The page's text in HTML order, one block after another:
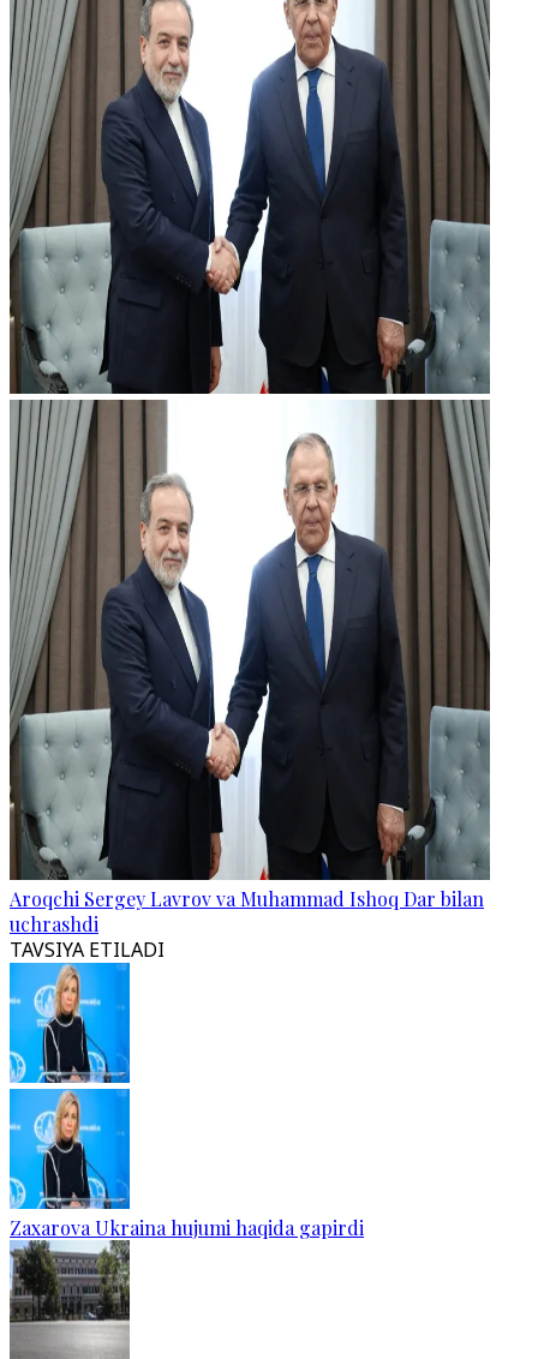
Aroqchi Sergey Lavrov va Muhammad Ishoq Dar bilan
uchrashdi
TAVSIYA ETILADI
Zaxarova Ukraina hujumi haqida gapirdi